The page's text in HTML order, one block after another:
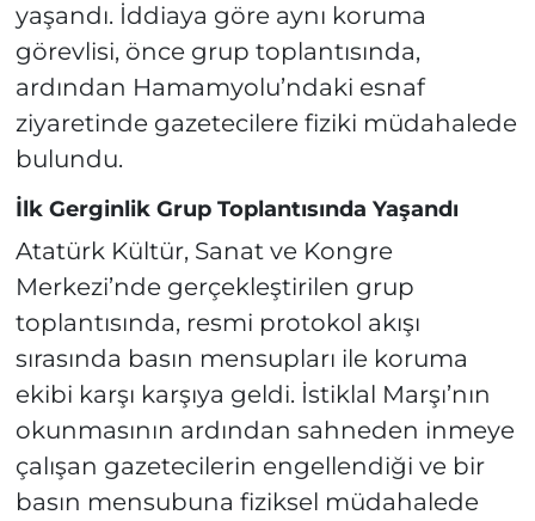
yaşandı. İddiaya göre aynı koruma
görevlisi, önce grup toplantısında,
ardından Hamamyolu’ndaki esnaf
ziyaretinde gazetecilere fiziki müdahalede
bulundu.
İlk Gerginlik Grup Toplantısında Yaşandı
Atatürk Kültür, Sanat ve Kongre
Merkezi’nde gerçekleştirilen grup
toplantısında, resmi protokol akışı
sırasında basın mensupları ile koruma
ekibi karşı karşıya geldi. İstiklal Marşı’nın
okunmasının ardından sahneden inmeye
çalışan gazetecilerin engellendiği ve bir
basın mensubuna fiziksel müdahalede